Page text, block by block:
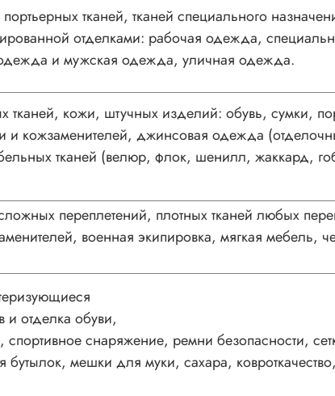
тканей, тканей специального
отделками: рабочая одежда,
и мужская одежда, уличная одежда.
кожи, штучных изделий: обувь, сумки,
кожзаменителей, джинсовая одежда
тканей (велюр, флок, шенилл, жаккард,
переплетений, плотных тканей любых
военная экипировка, мягкая мебель,
отделка обуви,
снаряжение, ремни безопасности,
мешки для муки, сахара,